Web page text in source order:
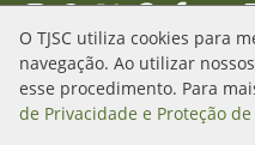
O TJSC utiliza cookies para
navegação. Ao utilizar
esse procedimento. Para
de Privacidade e Proteção de
Acessar Instagram
Acessar WhatsApp
Acessar X
Acessar
Acessar
Rua Álvaro Millen da
Florianópolis/SC - CEP: